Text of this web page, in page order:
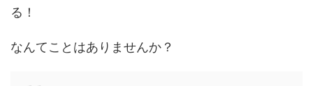
る！
なんてことはありませんか？